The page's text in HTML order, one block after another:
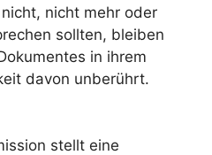
nicht mehr oder
sollten, bleiben
in ihrem
davon unberührt.
stellt eine